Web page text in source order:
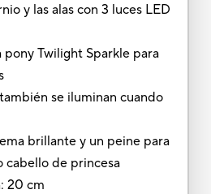
y las alas con 3 luces LED
pony Twilight Sparkle para
se iluminan cuando
brillante y un peine para
cabello de princesa
20 cm